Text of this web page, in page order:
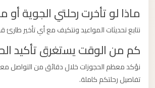
ماذا لو تأخرت رحلتي الجوية أو
نتابع تحديثات المواعيد ونتكيف مع أي تأخير طارئ
كم من الوقت يستغرق تأكيد
نؤكد معظم الحجوزات خلال دقائق من التواصل
تفاصيل رحلتكم كاملة.